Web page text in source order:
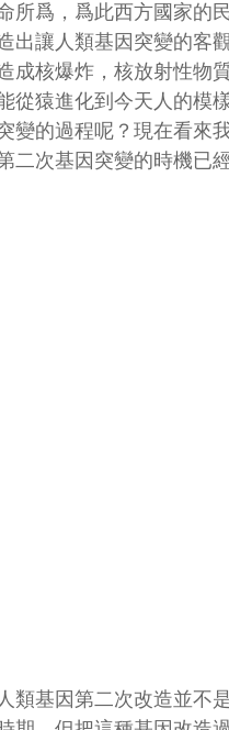
所爲，爲此西方國家的
出讓人類基因突變的客
成核爆炸，核放射性物
從猿進化到今天人的模
變的過程呢？現在看來
二次基因突變的時機已經
類基因第二次改造並不